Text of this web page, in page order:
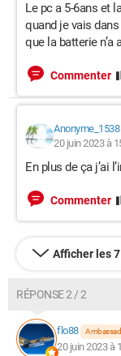
Le pc a 5-6ans et
quand je vais
que la batterie n’a
Commenter
Anonyme_1538
20 juin 2023 à
En plus de ça j’ai
Commenter
Afficher les
RÉPONSE 2 / 2
flo88
20 juin 2023 à